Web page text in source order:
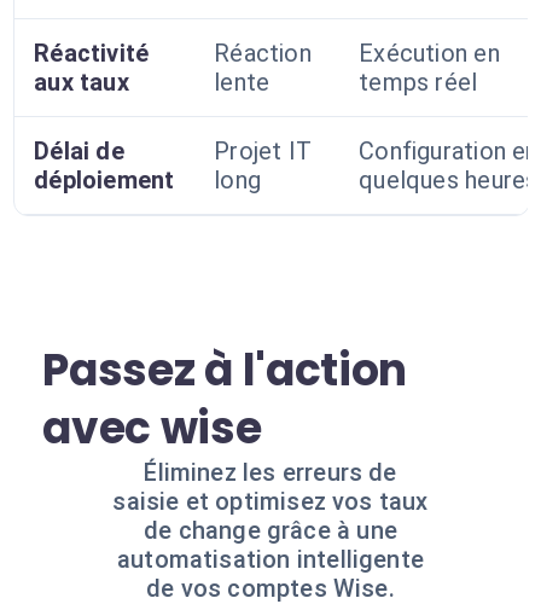
Réactivité
aux taux
Réaction
lente
Exécution en
temps réel
Délai de
déploiement
Projet IT
long
Configuration en
quelques heures
Passez à l'action
avec wise
Éliminez les erreurs de
saisie et optimisez vos taux
de change grâce à une
automatisation intelligente
de vos comptes Wise.